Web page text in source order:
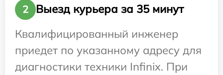
2
Выезд курьера за 35 минут
Квалифицированный инженер
приедет по указанному адресу для
диагностики техники Infinix. При